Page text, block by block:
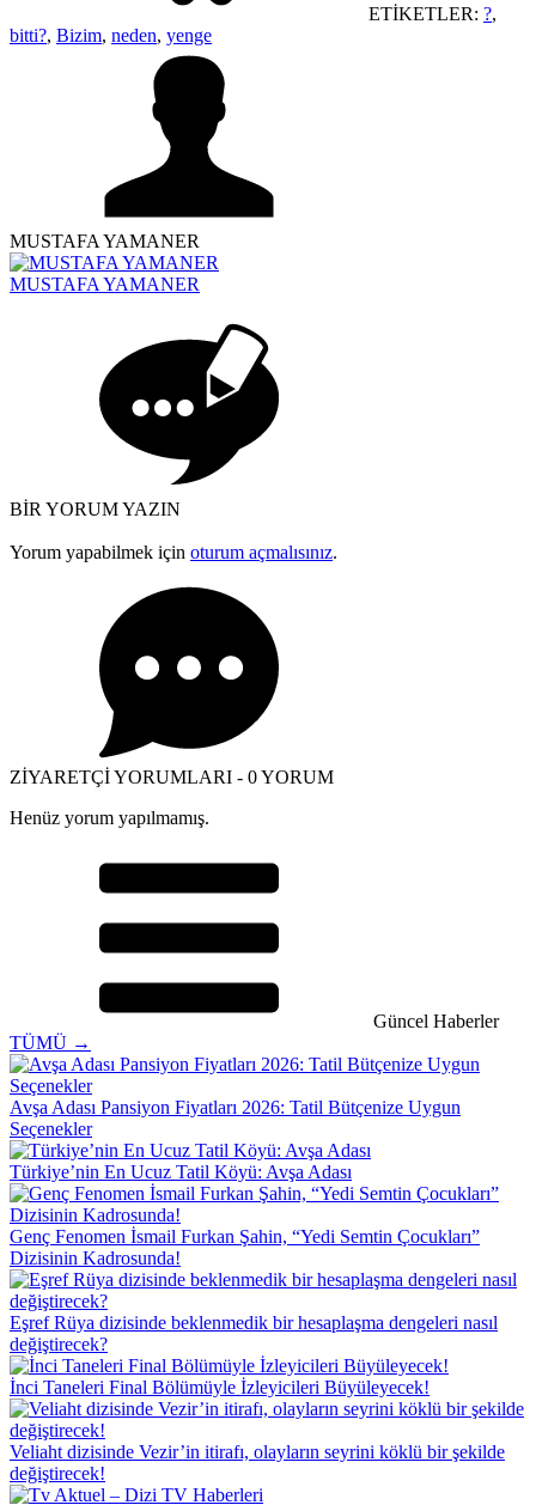
ETİKETLER: ?,
bitti?, Bizim, neden, yenge
MUSTAFA YAMANER
MUSTAFA YAMANER
BİR YORUM YAZIN
Yorum yapabilmek için oturum açmalısınız.
ZİYARETÇİ YORUMLARI - 0 YORUM
Henüz yorum yapılmamış.
Güncel Haberler
TÜMÜ →
Avşa Adası Pansiyon Fiyatları 2026: Tatil Bütçenize Uygun
Seçenekler
Türkiye’nin En Ucuz Tatil Köyü: Avşa Adası
Genç Fenomen İsmail Furkan Şahin, “Yedi Semtin Çocukları”
Dizisinin Kadrosunda!
Eşref Rüya dizisinde beklenmedik bir hesaplaşma dengeleri nasıl
değiştirecek?
İnci Taneleri Final Bölümüyle İzleyicileri Büyüleyecek!
Veliaht dizisinde Vezir’in itirafı, olayların seyrini köklü bir şekilde
değiştirecek!